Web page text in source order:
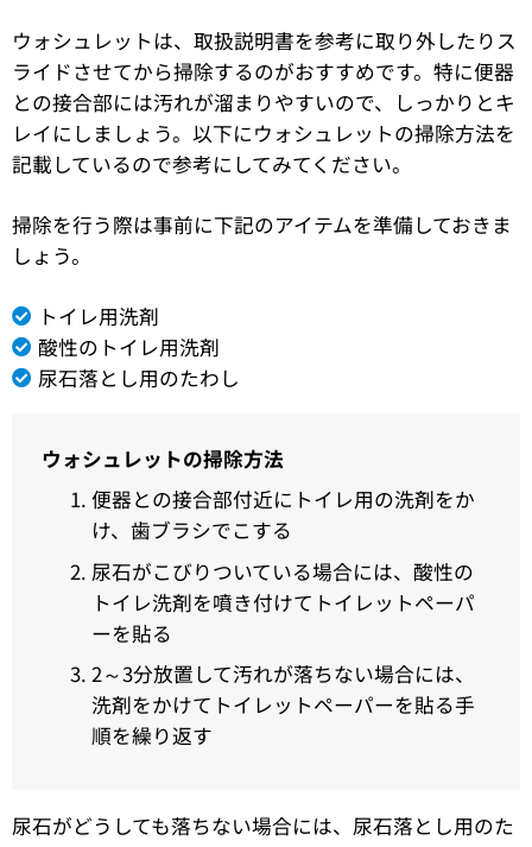
ウォシュレットは、取扱説明書を参考に取り外したりス
ライドさせてから掃除するのがおすすめです。特に便器
との接合部には汚れが溜まりやすいので、しっかりとキ
レイにしましょう。以下にウォシュレットの掃除方法を
記載しているので参考にしてみてください。
掃除を行う際は事前に下記のアイテムを準備しておきま
しょう。
トイレ用洗剤
酸性のトイレ用洗剤
尿石落とし用のたわし
ウォシュレットの掃除方法
便器との接合部付近にトイレ用の洗剤をか
け、歯ブラシでこする
尿石がこびりついている場合には、酸性の
トイレ洗剤を噴き付けてトイレットペーパ
ーを貼る
2～3分放置して汚れが落ちない場合には、
洗剤をかけてトイレットペーパーを貼る手
順を繰り返す
尿石がどうしても落ちない場合には、尿石落とし用のた